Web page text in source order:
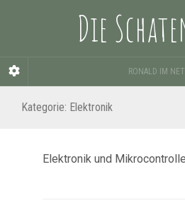
Die
RONALD IM
Kategorie: Elektronik
Elektronik und